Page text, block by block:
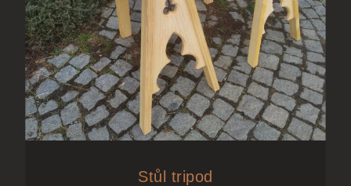
Stůl tripod